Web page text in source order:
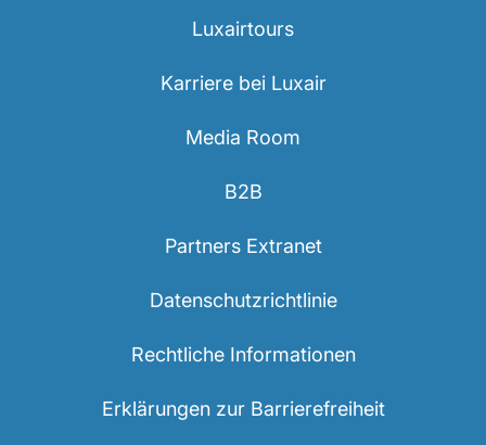
Luxairtours
Karriere bei Luxair
Media Room
B2B
Partners Extranet
Datenschutzrichtlinie
Rechtliche Informationen
Erklärungen zur Barrierefreiheit